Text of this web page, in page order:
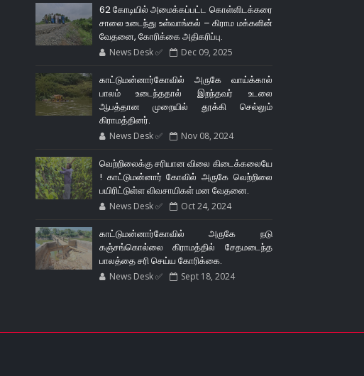
62 கோடியில் அமைக்கப்பட்ட கொள்ளிடக்கரை
சாலை உடைந்து உள்வாங்கல் – கிராம மக்களின்
வேதனை, கோரிக்கை அதிகரிப்பு.
News Desk ✅ Dec 09, 2025
காட்டுமன்னார்கோவில் அருகே வாய்க்கால்
பாலம் உடைந்ததால் இறந்தவர் உடலை
ஆபத்தான முறையில் தூக்கி செல்லும்
கிராமத்தினர்.
News Desk ✅ Nov 08, 2024
வெற்றிலைக்கு சரியான விலை கிடைக்கலையே
! காட்டுமன்னார் கோவில் அருகே வெற்றிலை
பயிரிட்டுள்ள விவசாயிகள் மன வேதனை.
News Desk ✅ Oct 24, 2024
காட்டுமன்னார்கோவில் அருகே நடு
கஞ்சங்கொல்லை கிராமத்தில் சேதமடைந்த
பாலத்தை சரி செய்ய கோரிக்கை.
News Desk ✅ Sept 18, 2024